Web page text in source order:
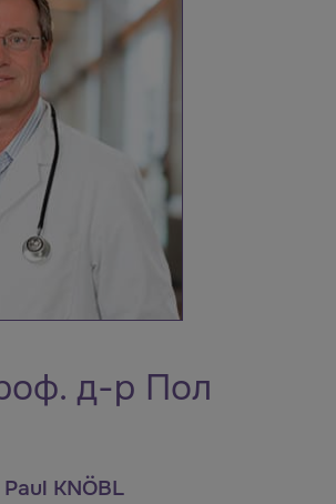
д-р Пол
KNÖBL